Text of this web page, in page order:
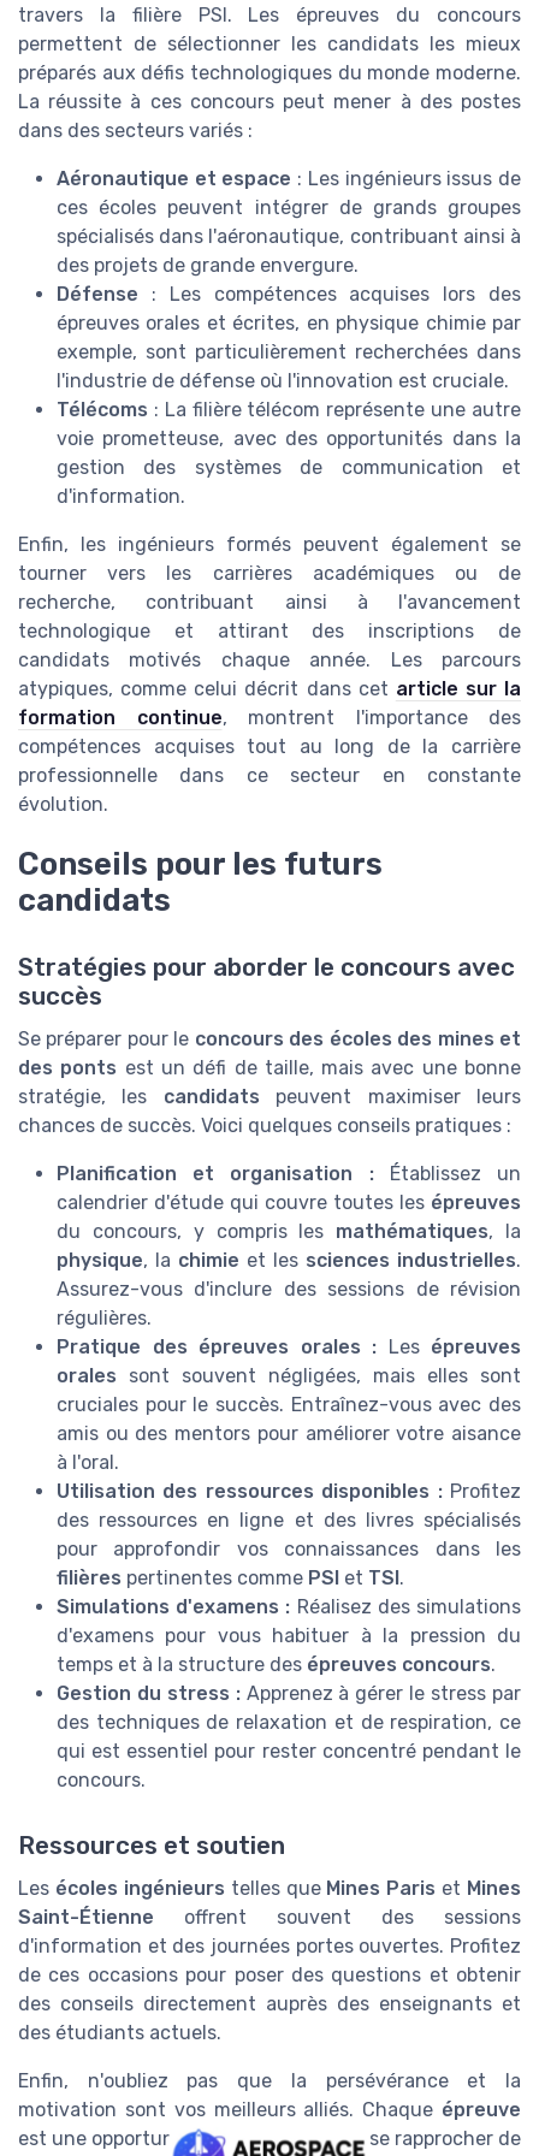
travers la filière PSI. Les épreuves du concours
permettent de sélectionner les candidats les mieux
préparés aux défis technologiques du monde moderne.
La réussite à ces concours peut mener à des postes
dans des secteurs variés :
Aéronautique et espace : Les ingénieurs issus de
ces écoles peuvent intégrer de grands groupes
spécialisés dans l'aéronautique, contribuant ainsi à
des projets de grande envergure.
Défense : Les compétences acquises lors des
épreuves orales et écrites, en physique chimie par
exemple, sont particulièrement recherchées dans
l'industrie de défense où l'innovation est cruciale.
Télécoms : La filière télécom représente une autre
voie prometteuse, avec des opportunités dans la
gestion des systèmes de communication et
d'information.
Enfin, les ingénieurs formés peuvent également se
tourner vers les carrières académiques ou de
recherche, contribuant ainsi à l'avancement
technologique et attirant des inscriptions de
candidats motivés chaque année. Les parcours
atypiques, comme celui décrit dans cet article sur la
formation continue, montrent l'importance des
compétences acquises tout au long de la carrière
professionnelle dans ce secteur en constante
évolution.
Conseils pour les futurs
candidats
Stratégies pour aborder le concours avec
succès
Se préparer pour le concours des écoles des mines et
des ponts est un défi de taille, mais avec une bonne
stratégie, les candidats peuvent maximiser leurs
chances de succès. Voici quelques conseils pratiques :
Planification et organisation :Établissez un
calendrier d'étude qui couvre toutes les épreuves
du concours, y compris les mathématiques, la
physique, la chimie et les sciences industrielles.
Assurez-vous d'inclure des sessions de révision
régulières.
Pratique des épreuves orales : Les épreuves
orales sont souvent négligées, mais elles sont
cruciales pour le succès. Entraînez-vous avec des
amis ou des mentors pour améliorer votre aisance
à l'oral.
Utilisation des ressources disponibles :Profitez
des ressources en ligne et des livres spécialisés
pour approfondir vos connaissances dans les
filières pertinentes comme PSI et TSI .
Simulations d'examens : Réalisez des simulations
d'examens pour vous habituer à la pression du
temps et à la structure des épreuves concours.
Gestion du stress :Apprenez à gérer le stress par
des techniques de relaxation et de respiration, ce
qui est essentiel pour rester concentré pendant le
concours.
Ressources et soutien
Les écoles ingénieurs telles que Mines Paris et Mines
Saint-Étienne offrent souvent des sessions
d'information et des journées portes ouvertes. Profitez
de ces occasions pour poser des questions et obtenir
des conseils directement auprès des enseignants et
des étudiants actuels.
Enfin, n'oubliez pas que la persévérance et la
motivation sont vos meilleurs alliés. Chaque épreuve
est une opportunité d'apprendre et de se rapprocher de